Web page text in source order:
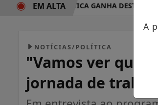
POLÍTICA GANHA DESTAQUE
EM ALTA
NOTÍCIAS/POLÍTICA
"Vamos ver
jornada de
A